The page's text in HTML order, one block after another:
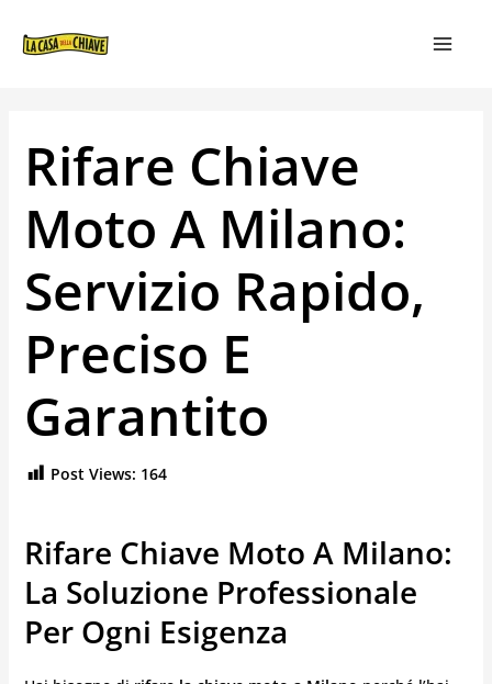
Rifare Chiave
Moto A Milano:
Servizio Rapido,
Preciso E
Garantito
Post Views: 164
Rifare Chiave Moto A Milano:
La Soluzione Professionale
Per Ogni Esigenza
ARTICOLI